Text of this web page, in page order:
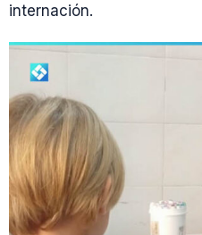
internación.